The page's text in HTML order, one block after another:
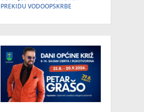
PREKIDU VODOOPSKRBE